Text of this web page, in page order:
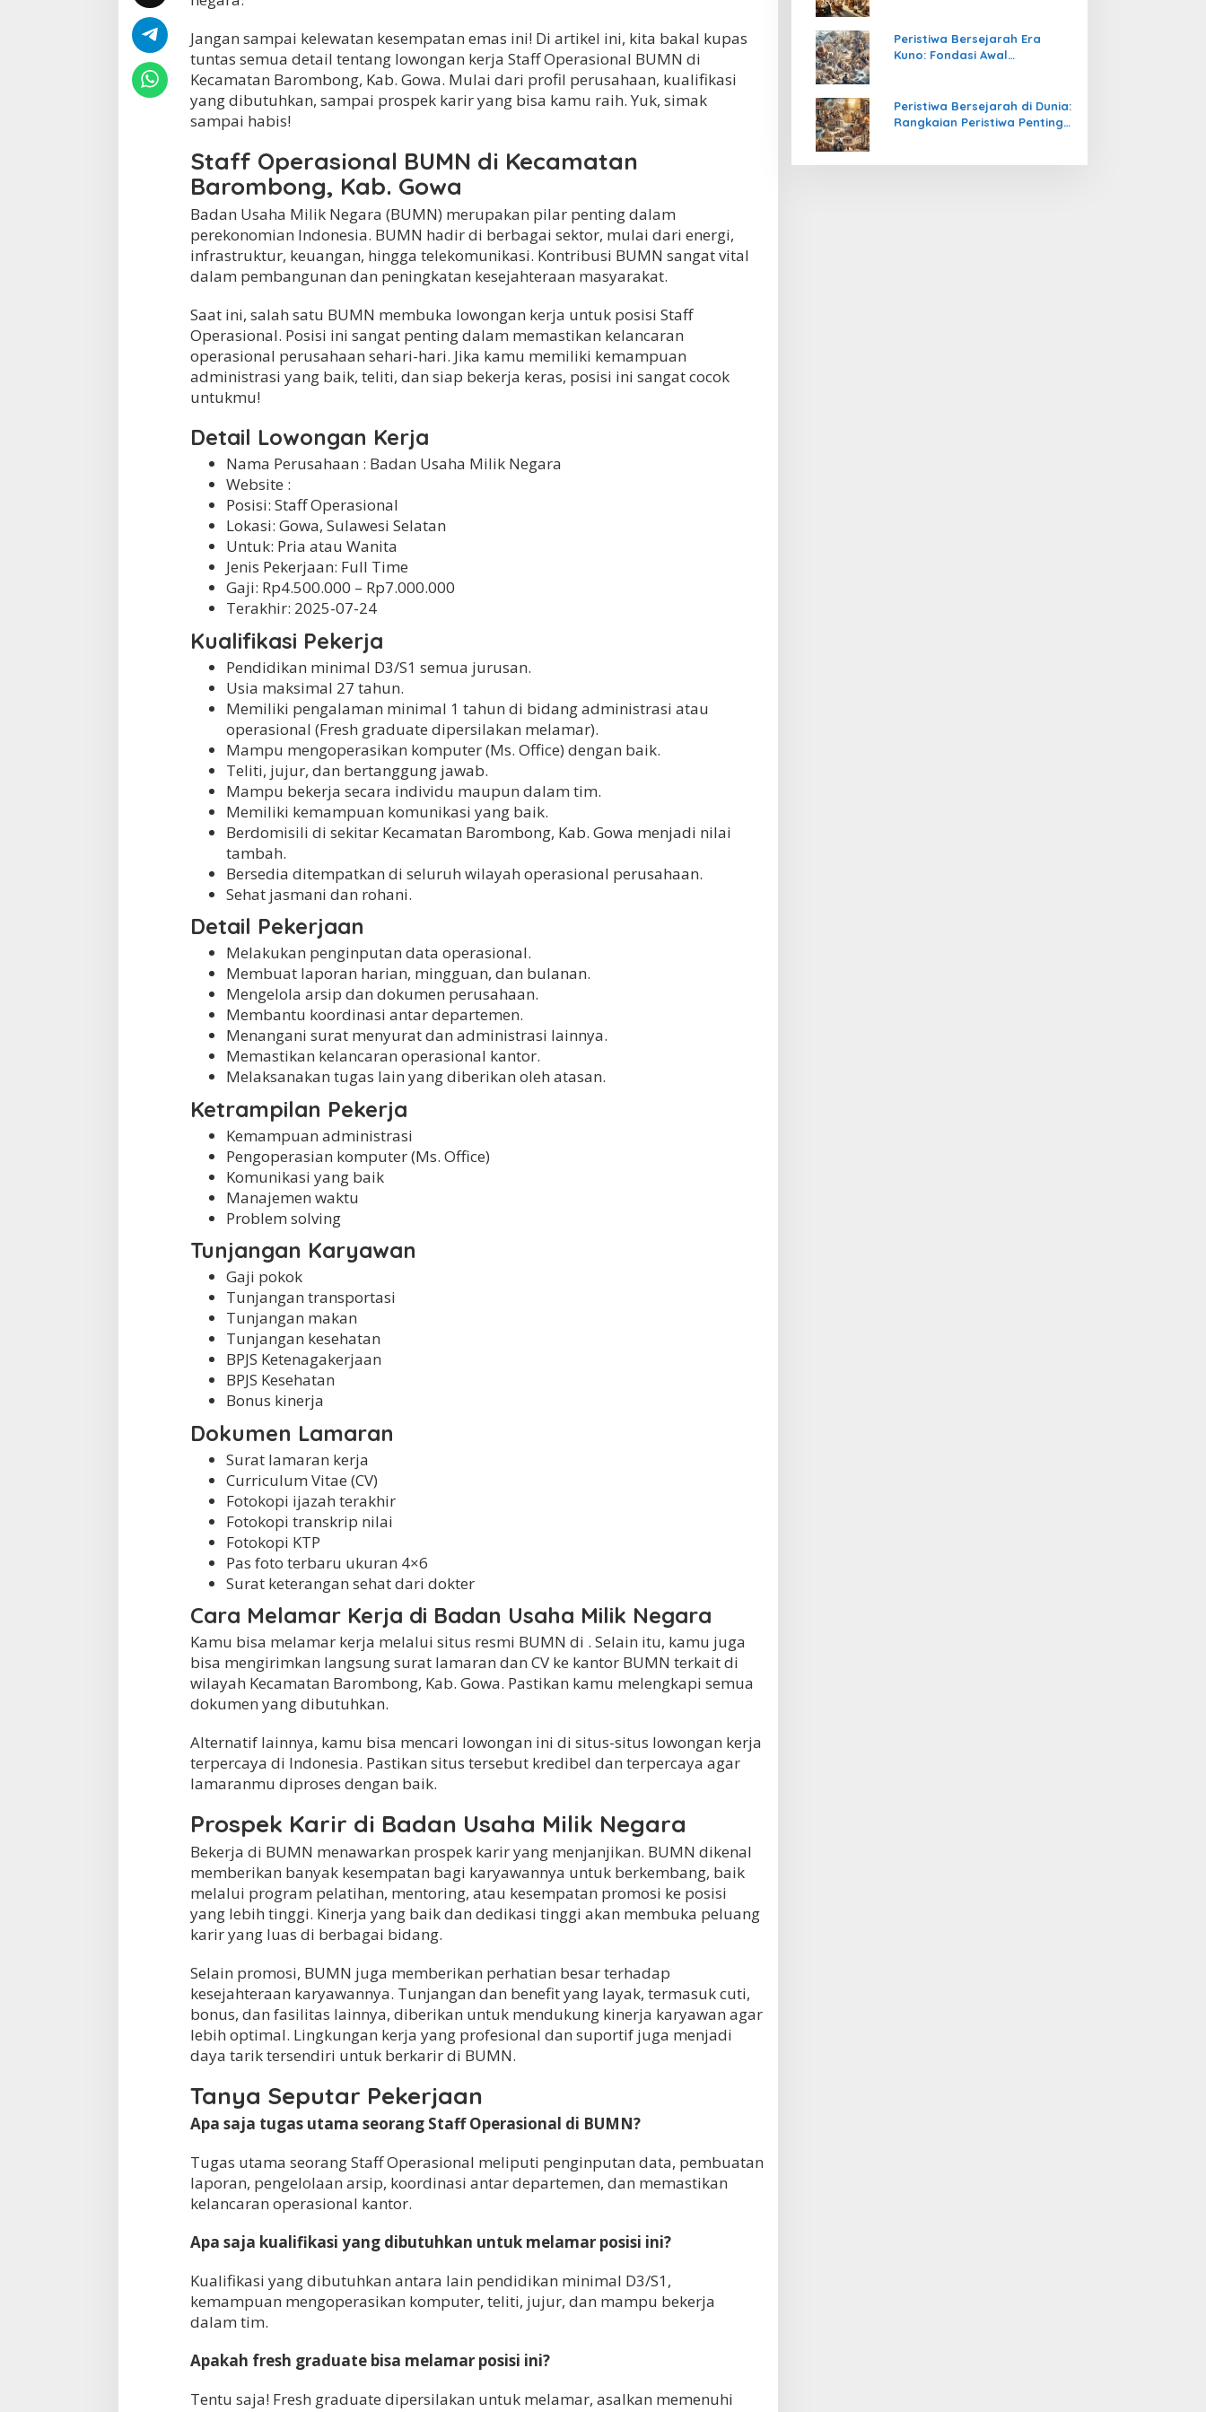
n
B
a
r
m
o
g
,
K
a
b
.
G
o
w
a
Jangan sampai kelewatan kesempatan emas ini! Di artikel ini, kita bakal kupas
tuntas semua detail tentang lowongan kerja Staff Operasional BUMN di
Kecamatan Barombong, Kab. Gowa. Mulai dari profil perusahaan, kualifikasi
yang dibutuhkan, sampai prospek karir yang bisa kamu raih. Yuk, simak
sampai habis!
Staff Operasional BUMN di Kecamatan
Barombong, Kab. Gowa
Badan Usaha Milik Negara (BUMN) merupakan pilar penting dalam
perekonomian Indonesia. BUMN hadir di berbagai sektor, mulai dari energi,
infrastruktur, keuangan, hingga telekomunikasi. Kontribusi BUMN sangat vital
dalam pembangunan dan peningkatan kesejahteraan masyarakat.
Saat ini, salah satu BUMN membuka lowongan kerja untuk posisi Staff
Operasional. Posisi ini sangat penting dalam memastikan kelancaran
operasional perusahaan sehari-hari. Jika kamu memiliki kemampuan
administrasi yang baik, teliti, dan siap bekerja keras, posisi ini sangat cocok
untukmu!
Detail Lowongan Kerja
Nama Perusahaan : Badan Usaha Milik Negara
Website :
Posisi: Staff Operasional
Lokasi: Gowa, Sulawesi Selatan
Untuk: Pria atau Wanita
Jenis Pekerjaan: Full Time
Gaji: Rp4.500.000 – Rp7.000.000
Terakhir: 2025-07-24
Kualifikasi Pekerja
Pendidikan minimal D3/S1 semua jurusan.
Usia maksimal 27 tahun.
Memiliki pengalaman minimal 1 tahun di bidang administrasi atau
operasional (Fresh graduate dipersilakan melamar).
Mampu mengoperasikan komputer (Ms. Office) dengan baik.
Teliti, jujur, dan bertanggung jawab.
Mampu bekerja secara individu maupun dalam tim.
Memiliki kemampuan komunikasi yang baik.
Berdomisili di sekitar Kecamatan Barombong, Kab. Gowa menjadi nilai
tambah.
Bersedia ditempatkan di seluruh wilayah operasional perusahaan.
Sehat jasmani dan rohani.
Detail Pekerjaan
Melakukan penginputan data operasional.
Membuat laporan harian, mingguan, dan bulanan.
Mengelola arsip dan dokumen perusahaan.
Membantu koordinasi antar departemen.
Menangani surat menyurat dan administrasi lainnya.
Memastikan kelancaran operasional kantor.
Melaksanakan tugas lain yang diberikan oleh atasan.
Ketrampilan Pekerja
Kemampuan administrasi
Pengoperasian komputer (Ms. Office)
Komunikasi yang baik
Manajemen waktu
Problem solving
Tunjangan Karyawan
Gaji pokok
Tunjangan transportasi
Tunjangan makan
Tunjangan kesehatan
BPJS Ketenagakerjaan
BPJS Kesehatan
Bonus kinerja
Dokumen Lamaran
Surat lamaran kerja
Curriculum Vitae (CV)
Fotokopi ijazah terakhir
Fotokopi transkrip nilai
Fotokopi KTP
Pas foto terbaru ukuran 4×6
Surat keterangan sehat dari dokter
Cara Melamar Kerja di Badan Usaha Milik Negara
Kamu bisa melamar kerja melalui situs resmi BUMN di . Selain itu, kamu juga
bisa mengirimkan langsung surat lamaran dan CV ke kantor BUMN terkait di
wilayah Kecamatan Barombong, Kab. Gowa. Pastikan kamu melengkapi semua
dokumen yang dibutuhkan.
Alternatif lainnya, kamu bisa mencari lowongan ini di situs-situs lowongan kerja
terpercaya di Indonesia. Pastikan situs tersebut kredibel dan terpercaya agar
lamaranmu diproses dengan baik.
Prospek Karir di Badan Usaha Milik Negara
Bekerja di BUMN menawarkan prospek karir yang menjanjikan. BUMN dikenal
memberikan banyak kesempatan bagi karyawannya untuk berkembang, baik
melalui program pelatihan, mentoring, atau kesempatan promosi ke posisi
yang lebih tinggi. Kinerja yang baik dan dedikasi tinggi akan membuka peluang
karir yang luas di berbagai bidang.
Selain promosi, BUMN juga memberikan perhatian besar terhadap
kesejahteraan karyawannya. Tunjangan dan benefit yang layak, termasuk cuti,
bonus, dan fasilitas lainnya, diberikan untuk mendukung kinerja karyawan agar
lebih optimal. Lingkungan kerja yang profesional dan suportif juga menjadi
daya tarik tersendiri untuk berkarir di BUMN.
Tanya Seputar Pekerjaan
Apa saja tugas utama seorang Staff Operasional di BUMN?
Tugas utama seorang Staff Operasional meliputi penginputan data, pembuatan
laporan, pengelolaan arsip, koordinasi antar departemen, dan memastikan
kelancaran operasional kantor.
Apa saja kualifikasi yang dibutuhkan untuk melamar posisi ini?
Kualifikasi yang dibutuhkan antara lain pendidikan minimal D3/S1,
kemampuan mengoperasikan komputer, teliti, jujur, dan mampu bekerja
dalam tim.
Apakah fresh graduate bisa melamar posisi ini?
Tentu saja! Fresh graduate dipersilakan untuk melamar, asalkan memenuhi
Peristiwa Bersejarah Era
Kuno: Fondasi Awal
Peristiwa Bersejarah di Dunia:
Rangkaian Peristiwa Penting